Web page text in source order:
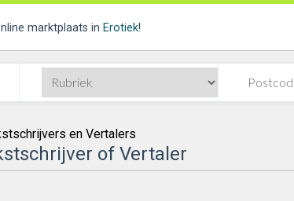
marktplaats in Erotiek!
en Vertalers
of Vertaler